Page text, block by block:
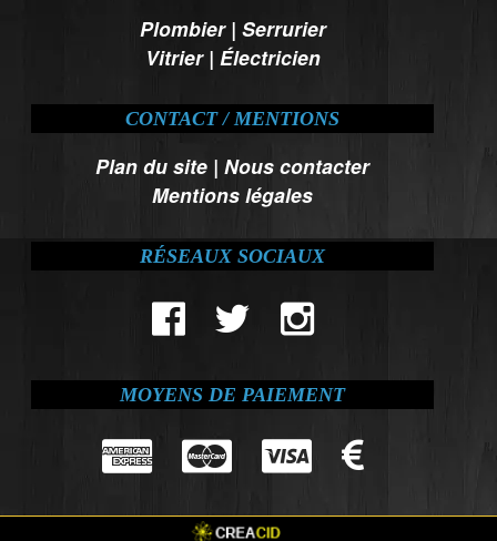
Plombier| Serrurier
Vitrier| Électricien
CONTACT / MENTIONS
Plan du site |Nous contacter
Mentions légales
RÉSEAUX SOCIAUX
MOYENS DE PAIEMENT